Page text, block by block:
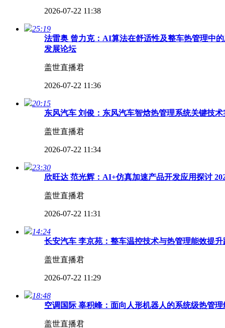
2026-07-22 11:38
25:19
法雷奥 曾力克：AI算法在舒适性及整车热管理中
发展论坛
盖世直播君
2026-07-22 11:36
20:15
东风汽车 刘俊：东风汽车智焓热管理系统关键技
盖世直播君
2026-07-22 11:34
23:30
欣旺达 范光辉：AI+仿真加速产品开发应用探讨
盖世直播君
2026-07-22 11:31
14:24
长安汽车 李京苑：整车温控技术与热管理能效提
盖世直播君
2026-07-22 11:29
18:48
空调国际 辜积峰：面向人形机器人的系统级热管
盖世直播君